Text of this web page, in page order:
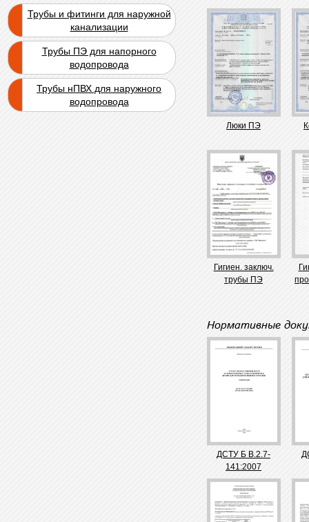
Люки ПЭ
Гигиен. заключ.
трубы ПЭ
Нормативные
ДСТУ Б В.2.7-
141:2007
Трубы и фитинги для наружной
канализации
Трубы ПЭ для напорного
водопровода
Трубы нПВХ для наружного
водопровода